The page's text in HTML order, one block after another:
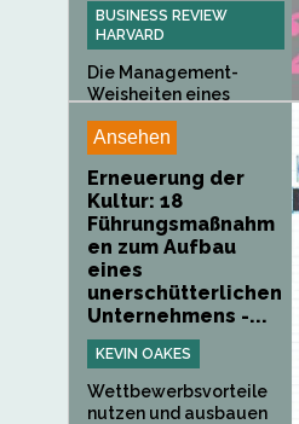
BUSINESS REVIEW
HARVARD
Die Management-
Weisheiten eines
Ansehen
Erneuerung der
Kultur: 18
Führungsmaßnahm
en zum Aufbau
eines
unerschütterlichen
Unternehmens -...
KEVIN OAKES
Wettbewerbsvorteile
nutzen und ausbauen